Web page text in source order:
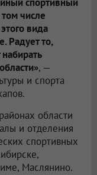
спортивный
числе
вида
Радует то,
, —
и спорта
области
и отделения
спортивных
Маслянино.